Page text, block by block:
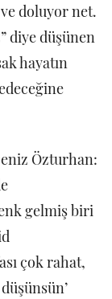
doluyor net.
diye düşünen
hayatın
Özturhan:
gelmiş biri
çok rahat,